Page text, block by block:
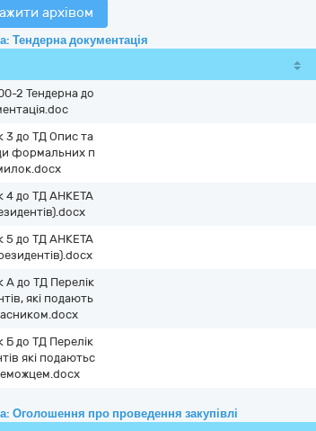
архівом
Тендерна документація
2 Тендерна до
3 до ТД Опис та
формальних п
4 до ТД АНКЕТА
5 до ТД АНКЕТА
А до ТД Перелік
які подають
Б до ТД Перелік
які подаютьс
Оголошення про проведення закупівлі